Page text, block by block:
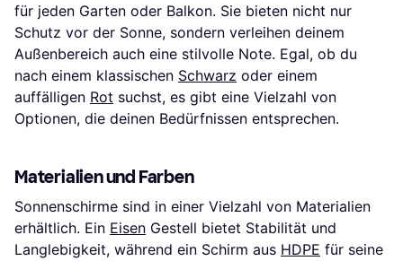
für jeden Garten oder Balkon. Sie bieten nicht nur
Schutz vor der Sonne, sondern verleihen deinem
Außenbereich auch eine stilvolle Note. Egal, ob du
nach einem klassischen Schwarz oder einem
auffälligen Rot suchst, es gibt eine Vielzahl von
Optionen, die deinen Bedürfnissen entsprechen.
Materialien und Farben
Sonnenschirme sind in einer Vielzahl von Materialien
erhältlich. Ein Eisen Gestell bietet Stabilität und
Langlebigkeit, während ein Schirm aus HDPE für seine